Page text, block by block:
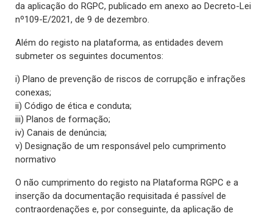
da aplicação do RGPC, publicado em anexo ao Decreto-Lei
nº109-E/2021, de 9 de dezembro.
Além do registo na plataforma, as entidades devem
submeter os seguintes documentos:
i) Plano de prevenção de riscos de corrupção e infrações
conexas;
ii) Código de ética e conduta;
iii) Planos de formação;
iv) Canais de denúncia;
v) Designação de um responsável pelo cumprimento
normativo
O não cumprimento do registo na Plataforma RGPC e a
inserção da documentação requisitada é passível de
contraordenações e, por conseguinte, da aplicação de